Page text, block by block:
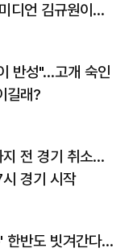
디언 김규원이었
반성"…고개 숙인
길래?
지 전 경기 취소…
경기 시작
한반도 빗겨간다…